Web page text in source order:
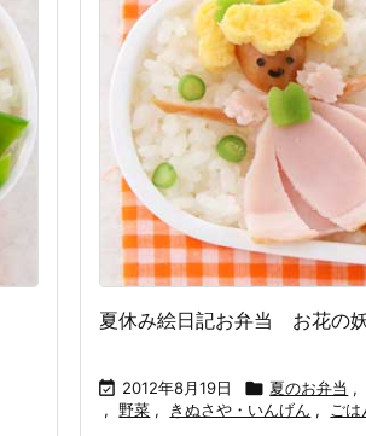
夏休み絵日記お弁当 お花の
 2012年8月19日  夏のお弁当 ,
,
野菜 , きぬさや・いんげん , ごは